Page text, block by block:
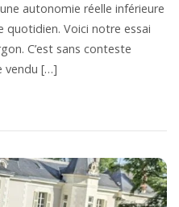
autonomie réelle inférieure
quotidien. Voici notre essai
C’est sans conteste
vendu […]